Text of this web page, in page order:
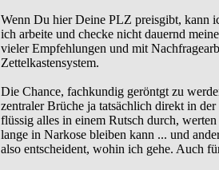
Wenn Du hier Deine PLZ preisgibt, kann
ich arbeite und checke nicht dauernd
vieler Empfehlungen und mit
Zettelkastensystem.
Die Chance, fachkundig geröntgt zu
zentraler Brüche ja tatsächlich direkt in
flüssig alles in einem Rutsch durch,
lange in Narkose bleiben kann ... und
also entscheident, wohin ich gehe. Auch